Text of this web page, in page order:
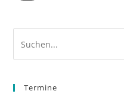
Termine